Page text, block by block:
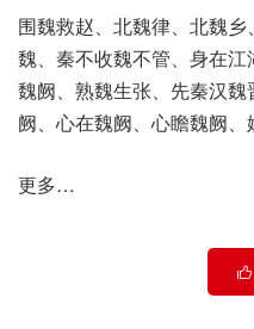
围魏救赵、北魏律、北魏
魏、秦不收魏不管、身在
魏阙、熟魏生张、先秦汉
阙、心在魏阙、心瞻魏阙
更多…
